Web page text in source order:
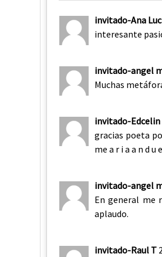
invitado-Ana
interesante
invitado-angel
Muchas
invitado-Edcelin
gracias poeta
me a r i a a n d u
invitado-angel
En general me
aplaudo.
invitado-Raul T